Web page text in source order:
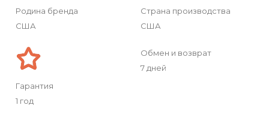
Родина бренда
США
Страна производства
США
Гарантия
1 год
Обмен и возврат
7 дней